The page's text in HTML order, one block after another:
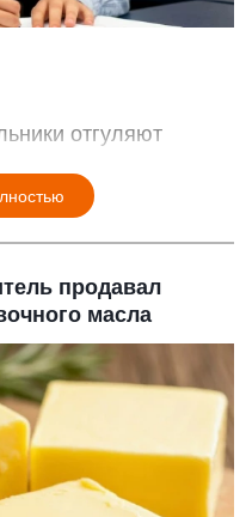
отгуляют
продавал
масла